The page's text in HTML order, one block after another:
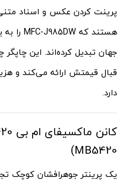
پرینت کردن عکس و اسناد
جهان تبدیل کرده‌اند. این چاپگر
قبال قیمتش ارائه می‌کند و
دارد.
MB5420)
یک پرینتر جوهرافشان کوچک